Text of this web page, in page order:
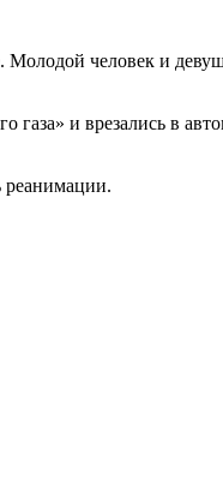
человек и
газа» и врезались в
реанимации.